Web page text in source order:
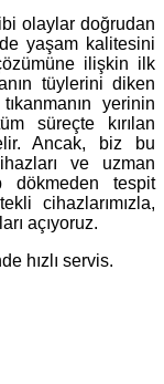
olaylar doğrudan
de yaşam kalitesini
ilişkin ilk
tüylerini diken
yerinin
süreçte kırılan
Ancak, biz bu
ve uzman
dökmeden tespit
cihazlarımızla,
açıyoruz.
hızlı servis.